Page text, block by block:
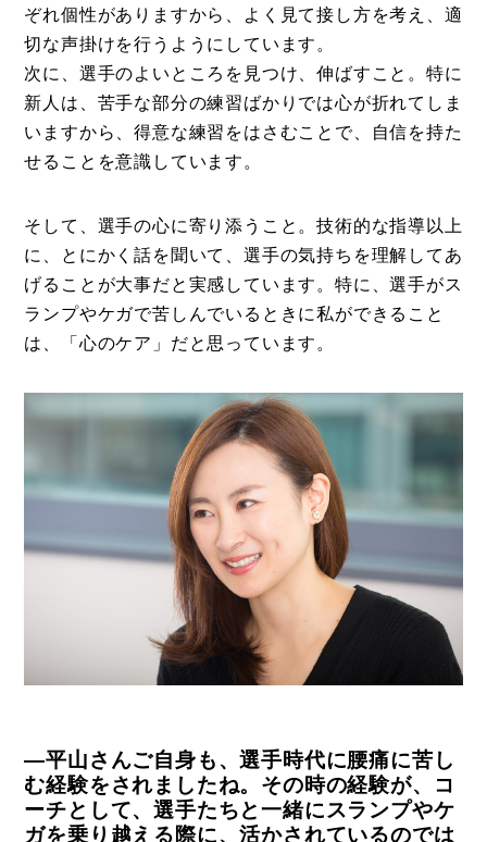
ぞれ個性がありますから、よく見て接し方を考え、適
切な声掛けを行うようにしています。
次に、選手のよいところを見つけ、伸ばすこと。特に
新人は、苦手な部分の練習ばかりでは心が折れてしま
いますから、得意な練習をはさむことで、自信を持た
せることを意識しています。
そして、選手の心に寄り添うこと。技術的な指導以上
に、とにかく話を聞いて、選手の気持ちを理解してあ
げることが大事だと実感しています。特に、選手がス
ランプやケガで苦しんでいるときに私ができること
は、「心のケア」だと思っています。
―平山さんご自身も、選手時代に腰痛に苦し
む経験をされましたね。その時の経験が、コ
ーチとして、選手たちと一緒にスランプやケ
ガを乗り越える際に、活かされているのでは